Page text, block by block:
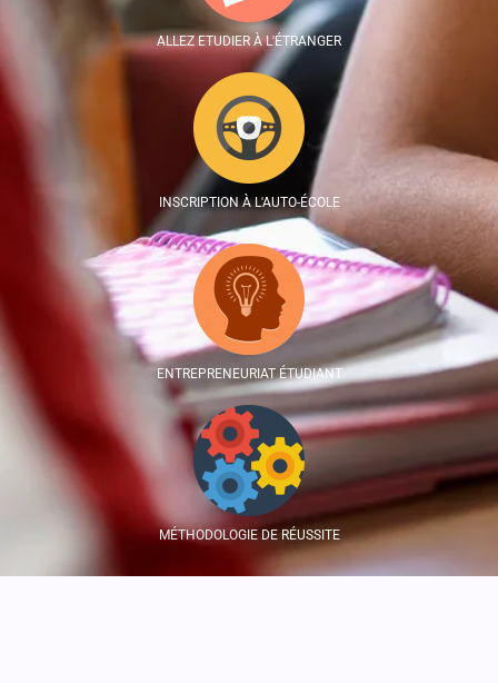
ALLEZ ETUDIER À L'ÉTRANGER
INSCRIPTION À L'AUTO-ÉCOLE
ENTREPRENEURIAT ÉTUDIANT
MÉTHODOLOGIE DE RÉUSSITE